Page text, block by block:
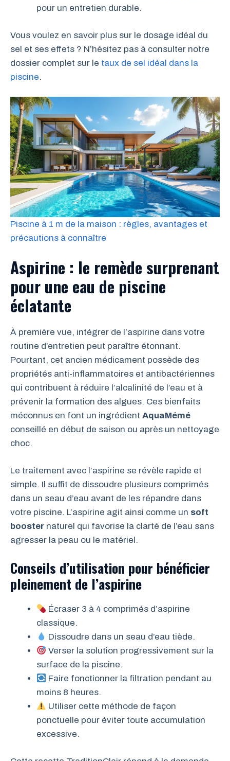
pour un entretien durable.
Vous voulez en savoir plus sur le dosage idéal du
sel et ses effets ? N’hésitez pas à consulter notre
dossier complet sur le taux de sel idéal dans la
piscine.
Piscine à 1 m de la maison : règles, avantages et
précautions à connaître
Aspirine : le remède surprenant
pour une eau de piscine
éclatante
À première vue, intégrer de l’aspirine dans votre
routine d’entretien peut paraître étonnant.
Pourtant, cet ancien médicament possède des
propriétés anti-inflammatoires et antibactériennes
qui contribuent à réduire l’alcalinité de l’eau et à
prévenir la formation des algues. Ces bienfaits
méconnus en font un ingrédient AquaMémé
conseillé en début de saison ou après un nettoyage
choc.
Le traitement avec l’aspirine se révèle rapide et
simple. Il suffit de dissoudre plusieurs comprimés
dans un seau d’eau avant de les répandre dans
votre piscine. L’aspirine agit ainsi comme un soft
booster naturel qui favorise la clarté de l’eau sans
agresser la peau ou le matériel.
Conseils d’utilisation pour bénéficier
pleinement de l’aspirine
Écraser 3 à 4 comprimés d’aspirine
classique.
Dissoudre dans un seau d’eau tiède.
Verser la solution progressivement sur la
surface de la piscine.
Faire fonctionner la filtration pendant au
moins 8 heures.
Utiliser cette méthode de façon
ponctuelle pour éviter toute accumulation
excessive.